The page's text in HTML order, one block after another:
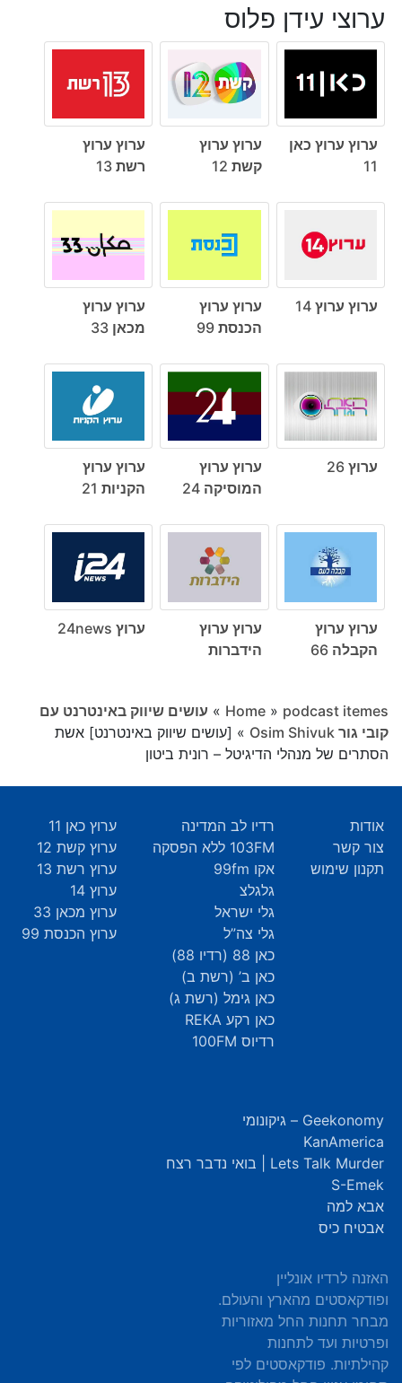
ערוצי עידן פלוס
ערוץ ערוץ כאן
11
ערוץ ערוץ
קשת 12
ערוץ ערוץ
רשת 13
ערוץ ערוץ 14
ערוץ ערוץ
הכנסת 99
ערוץ ערוץ
מכאן 33
ערוץ 26
ערוץ ערוץ
המוסיקה 24
ערוץ ערוץ
הקניות 21
ערוץ ערוץ
הקבלה 66
ערוץ ערוץ
הידברות
ערוץ 24news
Home » podcast itemes
» עושים שיווק באינטרנט עם
קובי גור Osim Shivuk
» [עושים שיווק באינטרנט] אשת
הסתרים של מנהלי הדיגיטל – רונית ביטון
אודות
צור קשר
תקנון שימוש
רדיו לב המדינה
103FM ללא הפסקה
אקו 99fm
גלגלצ
גלי ישראל
גלי צה”ל
כאן 88 (רדיו 88)
כאן ב’ (רשת ב)
כאן גימל (רשת ג)
כאן רקע REKA
רדיוס 100FM
ערוץ כאן 11
ערוץ קשת 12
ערוץ רשת 13
ערוץ 14
ערוץ מכאן 33
ערוץ הכנסת 99
Geekonomy – גיקונומי
KanAmerica
Lets Talk Murder | בואי נדבר רצח
S-Emek
אבא למה
אבטיח כיס
האזנה לרדיו אונליין
ופודקאסטים מהארץ והעולם.
מבחר תחנות החל מאזוריות
ופרטיות ועד לתחנות
קהילתיות. פודקאסטים לפי